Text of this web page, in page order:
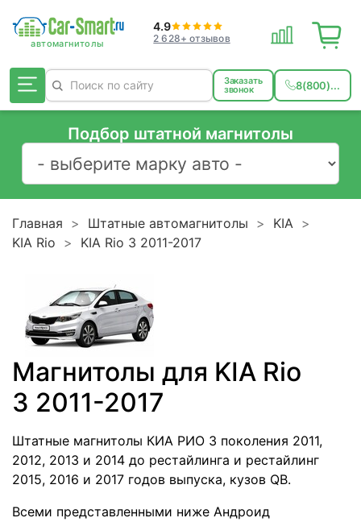
4.9
2 628+ отзывов
Заказать
звонок 8(800)...
Подбор штатной магнитолы
Главная Штатные автомагнитолы
KIA
KIA Rio
KIA Rio 3 2011-2017
Магнитолы для KIA Rio
3 2011-2017
Штатные магнитолы КИА РИО 3 поколения 2011,
2012, 2013 и 2014 до рестайлинга и рестайлинг
2015, 2016 и 2017 годов выпуска, кузов QB.
Всеми представленными ниже Андроид